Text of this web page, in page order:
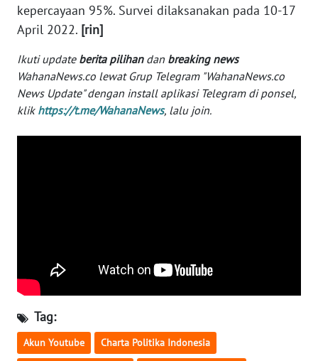
kepercayaan 95%. Survei dilaksanakan pada 10-17
April 2022. [rin]
Ikuti update berita pilihandan breaking news
WahanaNews.co lewat Grup Telegram "WahanaNews.co
News Update" dengan install aplikasi Telegram di ponsel,
klik https://t.me/WahanaNews, lalu join.
Tag:
Akun Youtube Charta Politika Indonesia
WN
JAMBI
WN
SULTRA
NTB
WN
BABEL
WN
SUMBAR